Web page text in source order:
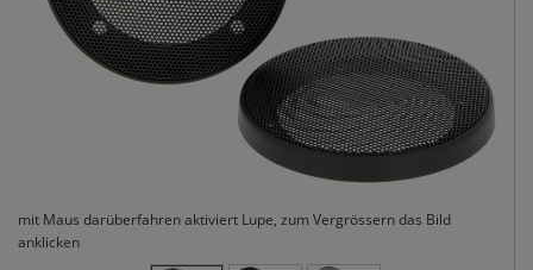
mit Maus darüberfahren aktiviert Lupe, zum Vergrössern das Bild
anklicken